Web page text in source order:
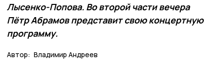
Лысенко-Попова. Во второй части вечера
Пётр Абрамов представит свою концертную
программу.
Автор: Владимир Андреев